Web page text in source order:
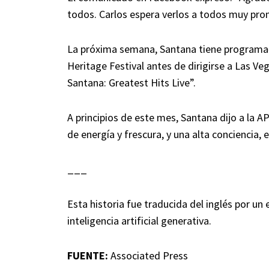
todos. Carlos espera verlos a todos muy
La próxima semana, Santana tiene
Heritage Festival antes de dirigirse a Las
Santana: Greatest Hits Live”.
A principios de este mes, Santana dijo a la
de energía y frescura, y una alta conciencia,
Esta historia fue traducida del inglés por un
inteligencia artificial generativa.
FUENTE: Associated Press